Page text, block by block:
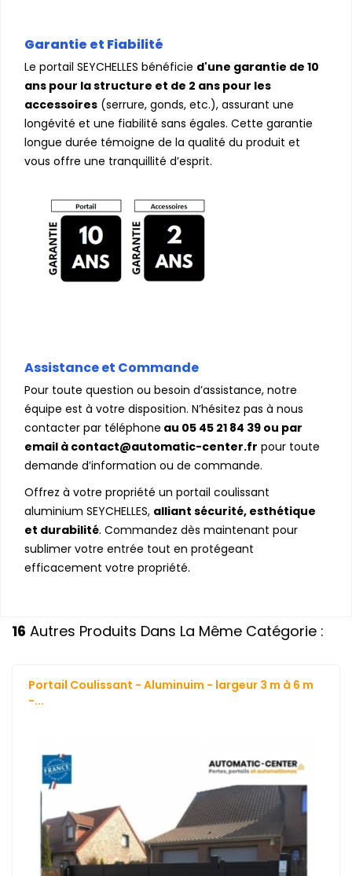
Garantie et Fiabilité
Le portail SEYCHELLES bénéficie d'une garantie de 10
ans pour la structure et de 2 ans pour les
accessoires (serrure, gonds, etc.), assurant une
longévité et une fiabilité sans égales. Cette garantie
longue durée témoigne de la qualité du produit et
vous offre une tranquillité d’esprit.
Assistance et Commande
Pour toute question ou besoin d’assistance, notre
équipe est à votre disposition. N’hésitez pas à nous
contacter par téléphone au 05 45 21 84 39 ou par
email à contact@automatic-center.fr pour toute
demande d’information ou de commande.
Offrez à votre propriété un portail coulissant
aluminium SEYCHELLES, alliant sécurité, esthétique
et durabilité. Commandez dès maintenant pour
sublimer votre entrée tout en protégeant
efficacement votre propriété.
16 Autres Produits Dans La Même Catégorie :
Portail Coulissant - Aluminuim - largeur 3 m à 6 m
-...